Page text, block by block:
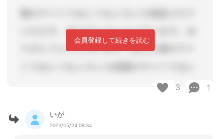
会員登録して続きを読む
3 1
いが
2023/05/24 08:34